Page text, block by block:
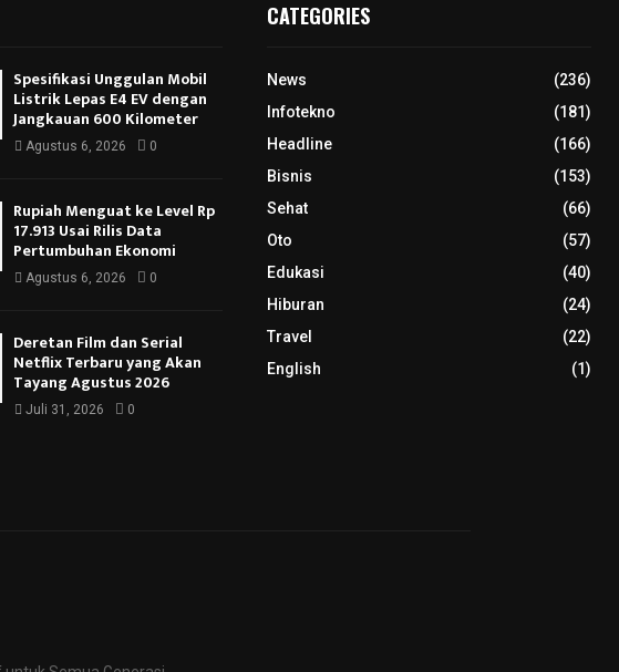
Spesifikasi Unggulan Mobil
Listrik Lepas E4 EV dengan
Jangkauan 600 Kilometer
Agustus 6, 2026 0
Rupiah Menguat ke Level Rp
17.913 Usai Rilis Data
Pertumbuhan Ekonomi
Agustus 6, 2026 0
Deretan Film dan Serial
Netflix Terbaru yang Akan
Tayang Agustus 2026
Juli 31, 2026 0
CATEGORIES
News
(236)
Infotekno
(181)
Headline
(166)
Bisnis
(153)
Sehat
(66)
Oto
(57)
Edukasi
(40)
Hiburan
(24)
Travel
(22)
English
(1)